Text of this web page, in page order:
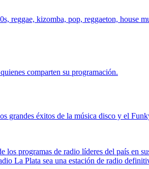
reggae, kizomba, pop, reggaeton, house
comparten su programación.
grandes éxitos de la música disco y el
programas de radio líderes del país en
La Plata sea una estación de radio